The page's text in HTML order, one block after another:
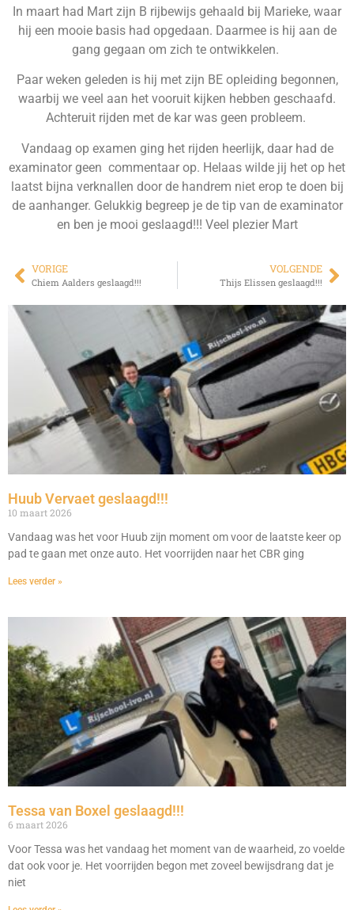
In maart had Mart zijn B rijbewijs gehaald bij Marieke, waar
hij een mooie basis had opgedaan. Daarmee is hij aan de
gang gegaan om zich te ontwikkelen.
Paar weken geleden is hij met zijn BE opleiding begonnen,
waarbij we veel aan het vooruit kijken hebben geschaafd.
Achteruit rijden met de kar was geen probleem.
Vandaag op examen ging het rijden heerlijk, daar had de
examinator geen commentaar op. Helaas wilde jij het op het
laatst bijna verknallen door de handrem niet erop te doen bij
de aanhanger. Gelukkig begreep je de tip van de examinator
en ben je mooi geslaagd!!! Veel plezier Mart
VORIGE
Chiem Aalders geslaagd!!!
VOLGENDE
Thijs Elissen geslaagd!!!
Huub Vervaet geslaagd!!!
10 maart 2026
Vandaag was het voor Huub zijn moment om voor de laatste keer op
pad te gaan met onze auto. Het voorrijden naar het CBR ging
Lees verder »
Tessa van Boxel geslaagd!!!
6 maart 2026
Voor Tessa was het vandaag het moment van de waarheid, zo voelde
dat ook voor je. Het voorrijden begon met zoveel bewijsdrang dat je
niet